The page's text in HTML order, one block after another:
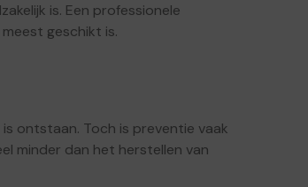
is. Een professionele
geschikt is.
ontstaan. Toch is preventie vaak
minder dan het herstellen van